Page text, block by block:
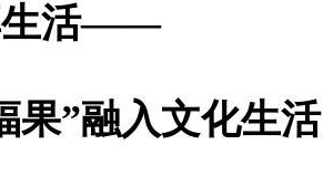
活——
”融入文化生活